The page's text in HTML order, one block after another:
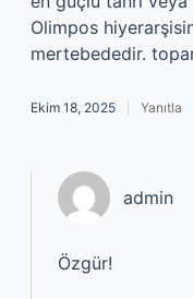
Olimpos
mertebededir.
Ekim 18, 2025 Yanıtla
admin
Özgür!